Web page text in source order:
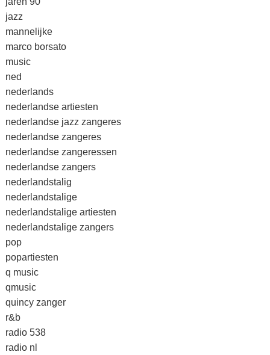
jazz
mannelijke
marco borsato
music
ned
nederlands
nederlandse artiesten
nederlandse jazz zangeres
nederlandse zangeres
nederlandse zangeressen
nederlandse zangers
nederlandstalig
nederlandstalige
nederlandstalige artiesten
nederlandstalige zangers
pop
popartiesten
q music
qmusic
quincy zanger
r&b
radio 538
radio nl